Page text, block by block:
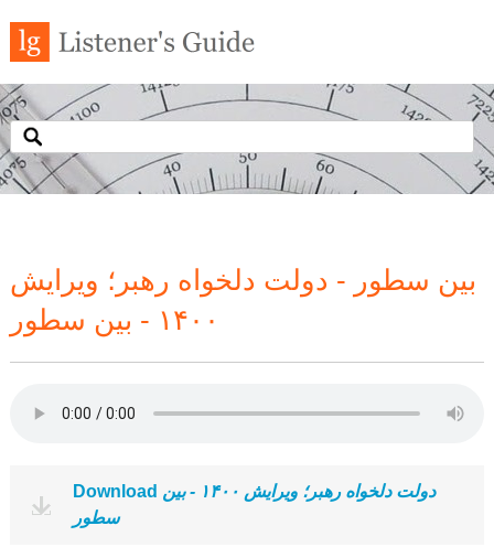
بین سطور - دولت دلخواه رهبر؛ ویرایش
۱۴۰۰ - بین سطور
Download دولت دلخواه رهبر؛ ویرایش ۱۴۰۰ - بین
سطور